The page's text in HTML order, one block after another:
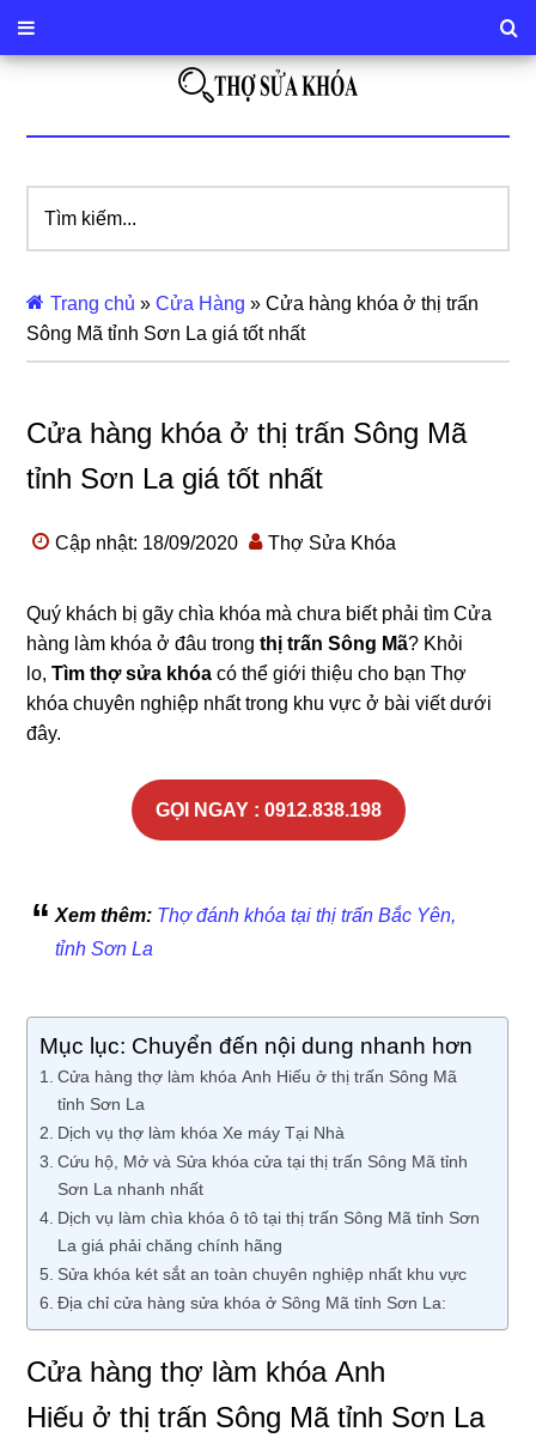
kiếm...
Trang chủ »Cửa Hàng »Cửa hàng khóa ở thị trấn
Sông Mã tỉnh Sơn La giá tốt nhất
Cửa hàng khóa ở thị trấn Sông Mã
tỉnh Sơn La giá tốt nhất
Cập nhật: 18/09/2020 Thợ Sửa Khóa
Quý khách bị gãy chìa khóa mà chưa biết phải tìm Cửa
hàng làm khóa ở đâu trongthị trấn Sông Mã? Khỏi
lo,Tìm thợ sửa khóa có thể giới thiệu cho bạn Thợ
khóa chuyên nghiệp nhất trong khu vực ở bài viết dưới
đây.
GỌI NGAY : 0912.838.198
Xem thêm: Thợ đánh khóa tại thị trấn Bắc Yên,
tỉnh Sơn La
Mục lục: Chuyển đến nội dung nhanh hơn
Cửa hàng thợ làm khóa Anh Hiếu ở thị trấn Sông Mã
tỉnh Sơn La
Dịch vụ thợ làm khóa Xe máy Tại Nhà
Cứu hộ, Mở và Sửa khóa cửa tại thị trấn Sông Mã tỉnh
Sơn La nhanh nhất
Dịch vụ làm chìa khóa ô tô tại thị trấn Sông Mã tỉnh Sơn
La giá phải chăng chính hãng
Sửa khóa két sắt an toàn chuyên nghiệp nhất khu vực
Địa chỉ cửa hàng sửa khóa ở Sông Mã tỉnh Sơn La:
Cửa hàng thợ làm khóa Anh
Hiếu ở thị trấn Sông Mã tỉnh Sơn La